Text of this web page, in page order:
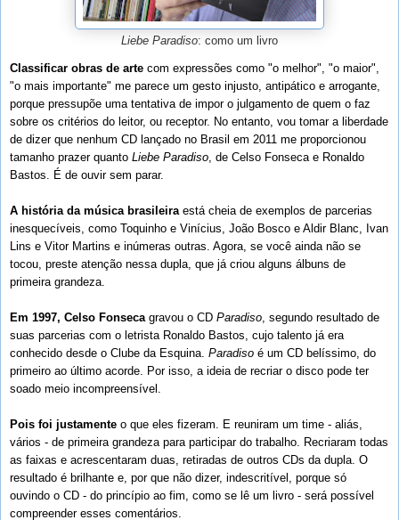
Liebe Paradiso: como um livro
Classificar obras de arte com expressões como "o melhor", "o maior",
"o mais importante" me parece um gesto injusto, antipático e arrogante,
porque pressupõe uma tentativa de impor o julgamento de quem o faz
sobre os critérios do leitor, ou receptor. No entanto, vou tomar a liberdade
de dizer que nenhum CD lançado no Brasil em 2011 me proporcionou
tamanho prazer quanto Liebe Paradiso , de Celso Fonseca e Ronaldo
Bastos. É de ouvir sem parar.
A história da música brasileira está cheia de exemplos de parcerias
inesquecíveis, como Toquinho e Vinícius, João Bosco e Aldir Blanc, Ivan
Lins e Vitor Martins e inúmeras outras. Agora, se você ainda não se
tocou, preste atenção nessa dupla, que já criou alguns álbuns de
primeira grandeza.
Em 1997, Celso Fonseca gravou o CD Paradiso , segundo resultado de
suas parcerias com o letrista Ronaldo Bastos, cujo talento já era
conhecido desde o Clube da Esquina. Paradiso é um CD belíssimo, do
primeiro ao último acorde. Por isso, a ideia de recriar o disco pode ter
soado meio incompreensível.
Pois foi justamente o que eles fizeram. E reuniram um time - aliás,
vários - de primeira grandeza para participar do trabalho. Recriaram todas
as faixas e acrescentaram duas, retiradas de outros CDs da dupla. O
resultado é brilhante e, por que não dizer, indescritível, porque só
ouvindo o CD - do princípio ao fim, como se lê um livro - será possível
compreender esses comentários.